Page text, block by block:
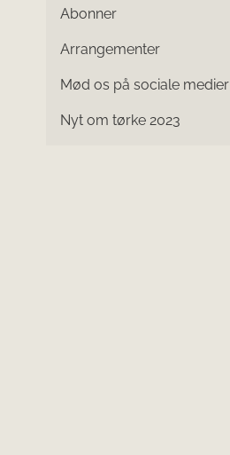
Abonner
Arrangementer
Mød os på sociale medier
Nyt om tørke 2023